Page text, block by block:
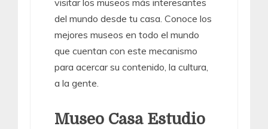
visitar los museos más interesantes
del mundo desde tu casa. Conoce los
mejores museos en todo el mundo
que cuentan con este mecanismo
para acercar su contenido, la cultura,
a la gente.
Museo Casa Estudio